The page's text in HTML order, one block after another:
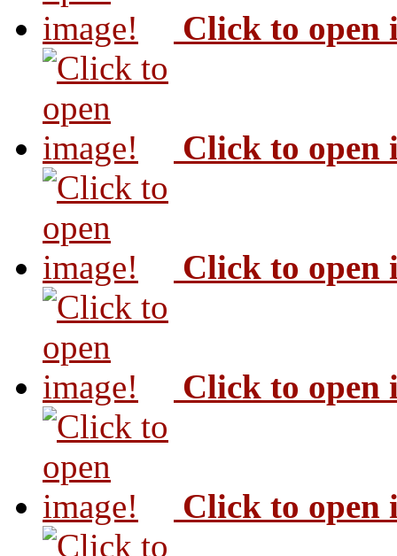
Click to open
Click to open
Click to open
Click to open
Click to open